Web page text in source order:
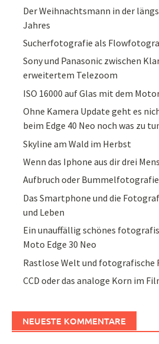
Der Weihnachtsmann in der
Jahres
Sucherfotografie als
Sony und Panasonic zwischen
erweitertem Telezoom
ISO 16000 auf Glas mit dem
Ohne Kamera Update geht es
beim Edge 40 Neo noch was zu
Skyline am Wald im Herbst
Wenn das Iphone aus dir drei
Aufbruch oder
Das Smartphone und die
und Leben
Ein unauffällig schönes
Moto Edge 30 Neo
Rastlose Welt und fotografische
CCD oder das analoge Korn im
NEUESTE KOMMENTARE